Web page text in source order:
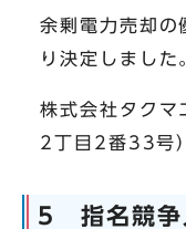
余剰電力売却の
り決定しました
株式会社タクマ
2丁目2番33号
5 指名競争